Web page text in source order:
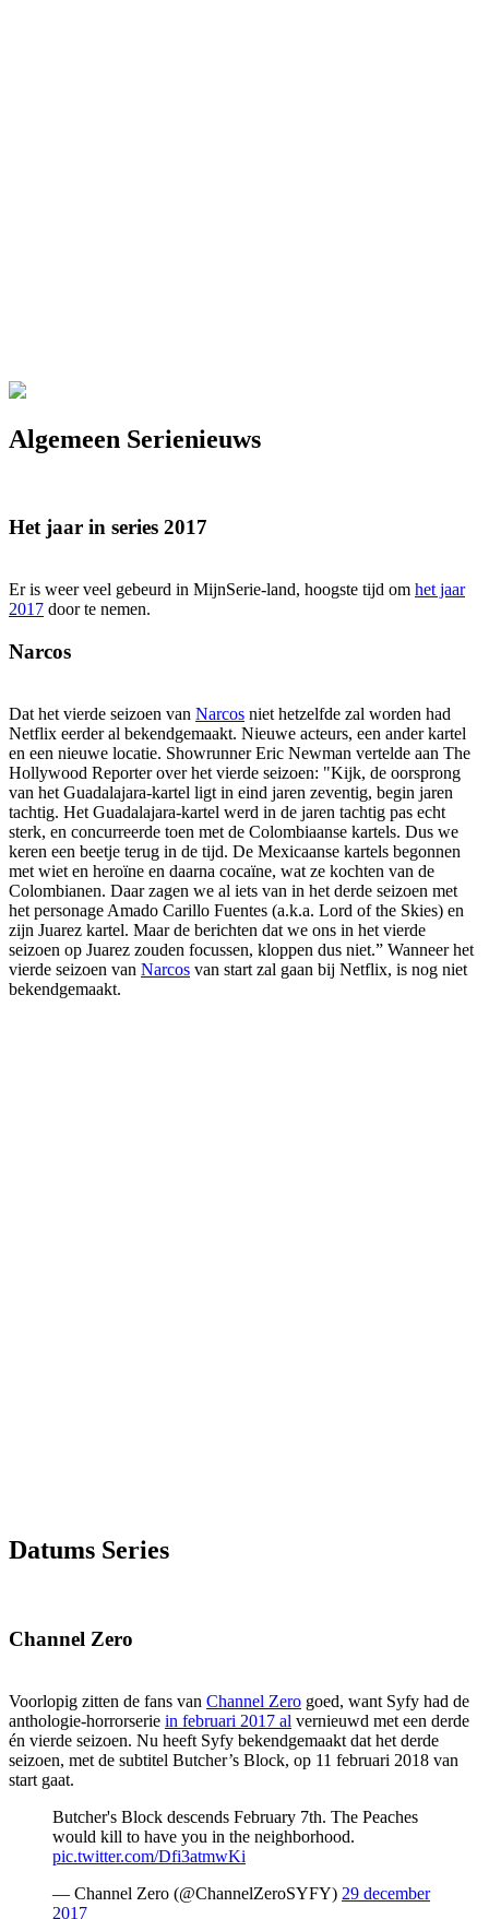
Algemeen Serienieuws
Het jaar in series 2017
Er is weer veel gebeurd in MijnSerie-land, hoogste tijd om het jaar
2017 door te nemen.
Narcos
Dat het vierde seizoen van Narcos niet hetzelfde zal worden had
Netflix eerder al bekendgemaakt. Nieuwe acteurs, een ander kartel
en een nieuwe locatie. Showrunner Eric Newman vertelde aan The
Hollywood Reporter over het vierde seizoen: "Kijk, de oorsprong
van het Guadalajara-kartel ligt in eind jaren zeventig, begin jaren
tachtig. Het Guadalajara-kartel werd in de jaren tachtig pas echt
sterk, en concurreerde toen met de Colombiaanse kartels. Dus we
keren een beetje terug in de tijd. De Mexicaanse kartels begonnen
met wiet en heroïne en daarna cocaïne, wat ze kochten van de
Colombianen. Daar zagen we al iets van in het derde seizoen met
het personage Amado Carillo Fuentes (a.k.a. Lord of the Skies) en
zijn Juarez kartel. Maar de berichten dat we ons in het vierde
seizoen op Juarez zouden focussen, kloppen dus niet.” Wanneer het
vierde seizoen van Narcos van start zal gaan bij Netflix, is nog niet
bekendgemaakt.
Datums Series
Channel Zero
Voorlopig zitten de fans van Channel Zero goed, want Syfy had de
anthologie-horrorserie in februari 2017 al vernieuwd met een derde
én vierde seizoen. Nu heeft Syfy bekendgemaakt dat het derde
seizoen, met de subtitel Butcher’s Block, op 11 februari 2018 van
start gaat.
Butcher's Block descends February 7th. The Peaches
would kill to have you in the neighborhood.
pic.twitter.com/Dfi3atmwKi
— Channel Zero (@ChannelZeroSYFY) 29 december
2017